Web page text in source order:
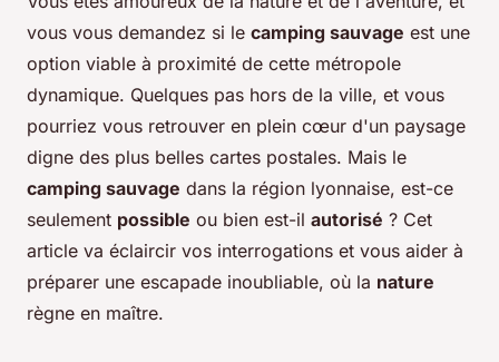
vous vous demandez si le camping sauvage est une
option viable à proximité de cette métropole
dynamique. Quelques pas hors de la ville, et vous
pourriez vous retrouver en plein cœur d'un paysage
digne des plus belles cartes postales. Mais le
camping sauvage dans la région lyonnaise, est-ce
seulement possible ou bien est-il autorisé ? Cet
article va éclaircir vos interrogations et vous aider à
préparer une escapade inoubliable, où la nature
règne en maître.